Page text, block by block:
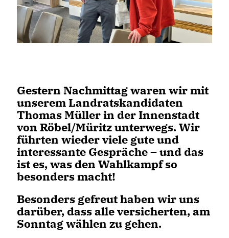
Gestern Nachmittag waren wir mit
unserem Landratskandidaten
Thomas Müller in der Innenstadt
von Röbel/Müritz unterwegs. Wir
führten wieder viele gute und
interessante Gespräche – und das
ist es, was den Wahlkampf so
besonders macht!
Besonders gefreut haben wir uns
darüber, dass alle versicherten, am
Sonntag wählen zu gehen.